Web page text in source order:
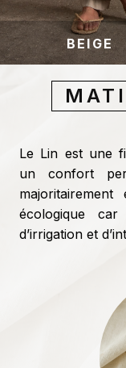
BEIGE
Le Lin est une
un confort
écologique
d’irrigation et